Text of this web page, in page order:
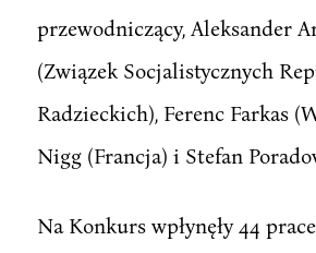
przewodniczący, Aleksander
(Związek Socjalistycznych
Radzieckich), Ferenc Farkas
Nigg (Francja) i Stefan
Na Konkurs wpłynęły 44